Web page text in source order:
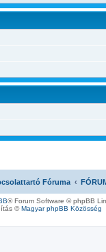
Fóruma
® Forum Software © phpBB
©Magyar phpBB Közösség